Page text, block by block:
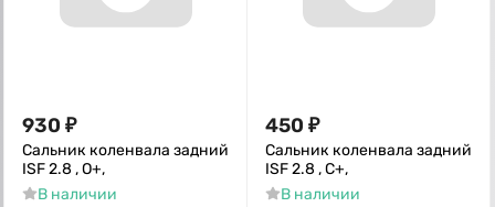
930 ₽
Сальник коленвала задний
ISF 2.8 , О+,
В наличии
450 ₽
Сальник коленвала задний
ISF 2.8 , С+,
В наличии